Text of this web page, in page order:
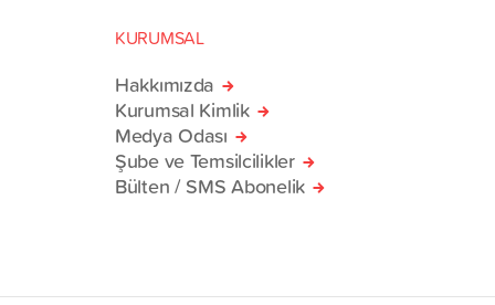
KURUMSAL
Hakkımızda
Kurumsal Kimlik
Medya Odası
Şube ve Temsilcilikler
Bülten / SMS Abonelik